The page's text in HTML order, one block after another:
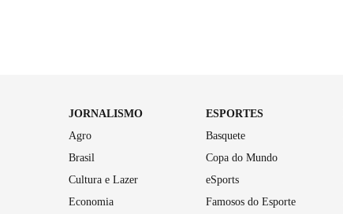
JORNALISMO
Agro
Brasil
Cultura e Lazer
Economia
ESPORTES
Basquete
Copa do Mundo
eSports
Famosos do Esporte